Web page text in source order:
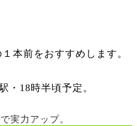
本前をおすすめします。
・18時半頃予定。
実力アップ。